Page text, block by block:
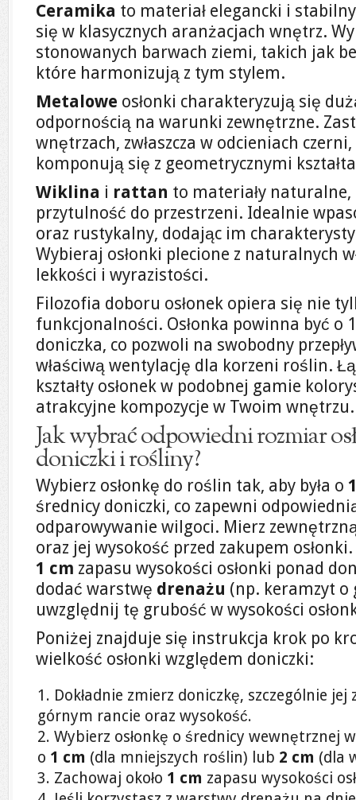
Ceramika to materiał elegancki i
się w klasycznych aranżacjach wnętrz.
stonowanych barwach ziemi, takich jak
które harmonizują z tym stylem.
Metalowe osłonki charakteryzują się
odpornością na warunki zewnętrzne.
wnętrzach, zwłaszcza w odcieniach
komponują się z geometrycznymi
Wiklina i rattan to materiały naturalne,
przytulność do przestrzeni. Idealnie
oraz rustykalny, dodając im
Wybieraj osłonki plecione z naturalnych
lekkości i wyrazistości.
Filozofia doboru osłonek opiera się nie
funkcjonalności. Osłonka powinna być o
doniczka, co pozwoli na swobodny
właściwą wentylację dla korzeni roślin.
kształty osłonek w podobnej gamie
atrakcyjne kompozycje w Twoim wnętrzu.
Jak wybrać odpowiedni rozmiar
doniczki i rośliny?
Wybierz osłonkę do roślin tak, aby była o
średnicy doniczki, co zapewni
odparowywanie wilgoci. Mierz
oraz jej wysokość przed zakupem
1 cm zapasu wysokości osłonki ponad
dodać warstwę drenażu (np. keramzyt
uwzględnij tę grubość w wysokości
Poniżej znajduje się instrukcja krok po
wielkość osłonki względem doniczki:
Dokładnie zmierz doniczkę, szczególnie
górnym rancie oraz wysokość.
Wybierz osłonkę o średnicy wewnętrznej
o 1 cm (dla mniejszych roślin) lub 2 cm (dla
Zachowaj około 1 cm zapasu wysokości